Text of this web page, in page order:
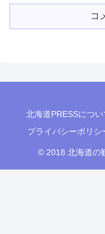
コ
北海道PRESSについ
プライバシーポリシ
© 2018 北海道の